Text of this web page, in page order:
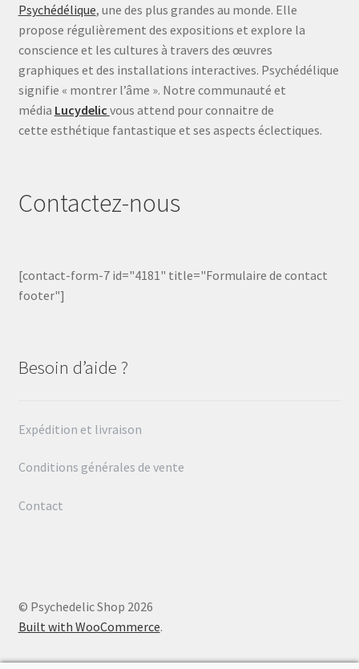
Psychédélique, une des plus grandes au monde. Elle
propose régulièrement des expositions et explore la
conscience et les cultures à travers des œuvres
graphiques et des installations interactives. Psychédélique
signifie « montrer l’âme ». Notre communauté et
média Lucydelic vous attend pour connaitre de
cette esthétique fantastique et ses aspects éclectiques.
Contactez-nous
[contact-form-7 id="4181" title="Formulaire de contact
footer"]
Besoin d’aide ?
Expédition et livraison
Conditions générales de vente
Contact
© Psychedelic Shop 2026
Built with WooCommerce.